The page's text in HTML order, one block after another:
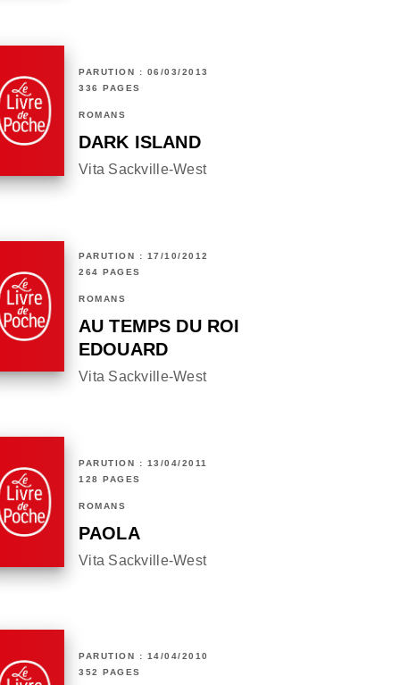
PARUTION : 06/03/2013
336 PAGES
ROMANS
DARK ISLAND
Vita Sackville-West
PARUTION : 17/10/2012
264 PAGES
ROMANS
AU TEMPS DU ROI
EDOUARD
Vita Sackville-West
PARUTION : 13/04/2011
128 PAGES
ROMANS
PAOLA
Vita Sackville-West
PARUTION : 14/04/2010
352 PAGES